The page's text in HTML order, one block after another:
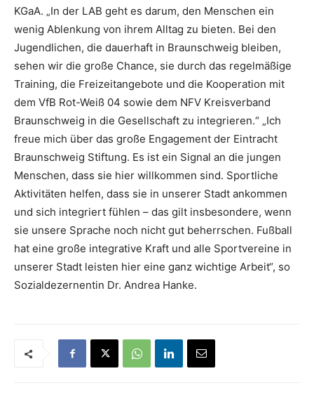
KGaA. „In der LAB geht es darum, den Menschen ein
wenig Ablenkung von ihrem Alltag zu bieten. Bei den
Jugendlichen, die dauerhaft in Braunschweig bleiben,
sehen wir die große Chance, sie durch das regelmäßige
Training, die Freizeitangebote und die Kooperation mit
dem VfB Rot-Weiß 04 sowie dem NFV Kreisverband
Braunschweig in die Gesellschaft zu integrieren.“ „Ich
freue mich über das große Engagement der Eintracht
Braunschweig Stiftung. Es ist ein Signal an die jungen
Menschen, dass sie hier willkommen sind. Sportliche
Aktivitäten helfen, dass sie in unserer Stadt ankommen
und sich integriert fühlen – das gilt insbesondere, wenn
sie unsere Sprache noch nicht gut beherrschen. Fußball
hat eine große integrative Kraft und alle Sportvereine in
unserer Stadt leisten hier eine ganz wichtige Arbeit“, so
Sozialdezernentin Dr. Andrea Hanke.